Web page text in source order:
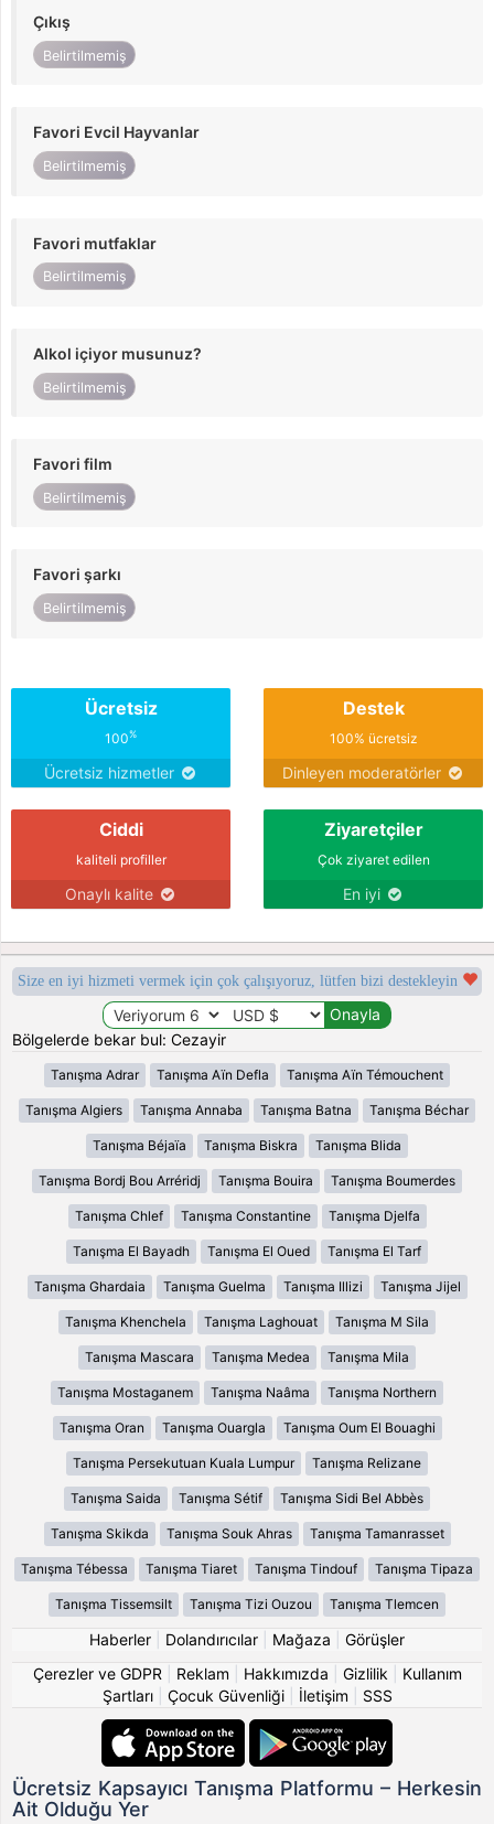
Çıkış
Belirtilmemiş
Favori Evcil Hayvanlar
Belirtilmemiş
Favori mutfaklar
Belirtilmemiş
Alkol içiyor musunuz?
Belirtilmemiş
Favori film
Belirtilmemiş
Favori şarkı
Belirtilmemiş
Ücretsiz
100%
Ücretsiz hizmetler
Destek
100% ücretsiz
Dinleyen moderatörler
Ciddi
kaliteli profiller
Onaylı kalite
Ziyaretçiler
Çok ziyaret edilen
En iyi
Size en iyi hizmeti vermek için çok çalışıyoruz, lütfen bizi destekleyin
Bölgelerde bekar bul: Cezayir
Tanışma Adrar Tanışma Aïn Defla Tanışma Aïn Témouchent
Tanışma Algiers Tanışma Annaba Tanışma Batna Tanışma Béchar
Tanışma Béjaïa Tanışma Biskra Tanışma Blida
Tanışma Bordj Bou Arréridj Tanışma Bouira Tanışma Boumerdes
Tanışma Chlef Tanışma Constantine Tanışma Djelfa
Tanışma El Bayadh Tanışma El Oued Tanışma El Tarf
Tanışma Ghardaia Tanışma Guelma Tanışma Illizi Tanışma Jijel
Tanışma Khenchela Tanışma Laghouat Tanışma M Sila
Tanışma Mascara Tanışma Medea Tanışma Mila
Tanışma Mostaganem Tanışma Naâma Tanışma Northern
Tanışma Oran Tanışma Ouargla Tanışma Oum El Bouaghi
Tanışma Persekutuan Kuala Lumpur Tanışma Relizane
Tanışma Saida Tanışma Sétif Tanışma Sidi Bel Abbès
Tanışma Skikda Tanışma Souk Ahras Tanışma Tamanrasset
Tanışma Tébessa Tanışma Tiaret Tanışma Tindouf Tanışma Tipaza
Tanışma Tissemsilt Tanışma Tizi Ouzou Tanışma Tlemcen
Haberler Dolandırıcılar Mağaza
Görüşler
Çerezler ve GDPR
Reklam Hakkımızda Gizlilik
Kullanım
Şartları| Çocuk Güvenliği| İletişim SSS
Ücretsiz Kapsayıcı Tanışma Platformu – Herkesin
Ait Olduğu Yer